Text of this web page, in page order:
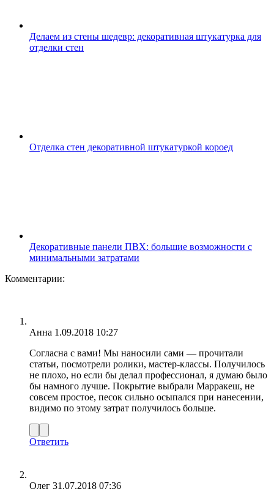
Делаем из стены шедевр: декоративная штукатурка для
отделки стен
Отделка стен декоративной штукатуркой короед
Декоративные панели ПВХ: большие возможности с
минимальными затратами
Комментарии:
Анна 1.09.2018 10:27
Согласна с вами! Мы наносили сами — прочитали
статьи, посмотрели ролики, мастер-классы. Получилось
не плохо, но если бы делал профессионал, я думаю было
бы намного лучше. Покрытие выбрали Марракеш, не
совсем простое, песок сильно осыпался при нанесении,
видимо по этому затрат получилось больше.
Ответить
Олег 31.07.2018 07:36